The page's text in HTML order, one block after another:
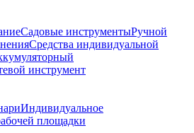
Садовые инструментыРучной
Средства индивидуальной
инструмент
Индивидуальное
площадки